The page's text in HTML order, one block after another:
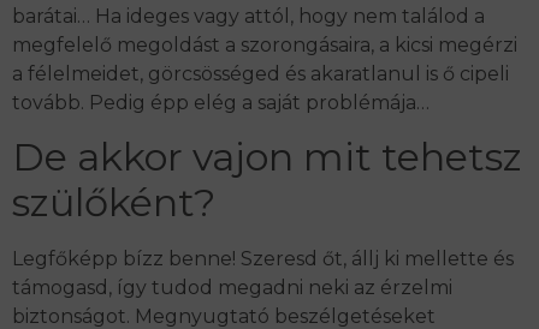
barátai… Ha ideges vagy attól, hogy nem találod a
megfelelő megoldást a szorongásaira, a kicsi megérzi
a félelmeidet, görcsösséged és akaratlanul is ő cipeli
tovább. Pedig épp elég a saját problémája…
De akkor vajon mit tehetsz
szülőként?
Legfőképp bízz benne! Szeresd őt, állj ki mellette és
támogasd, így tudod megadni neki az érzelmi
biztonságot. Megnyugtató beszélgetéseket